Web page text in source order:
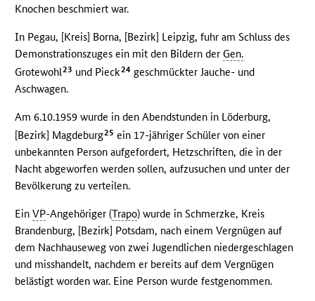
Knochen beschmiert war.
In Pegau, [Kreis] Borna, [Bezirk] Leipzig, fuhr am Schluss des
Demonstrationszuges ein mit den Bildern der Gen.
Grotewohl23 und Pieck24 geschmückter Jauche- und
Aschwagen.
Am 6.10.1959 wurde in den Abendstunden in Löderburg,
[Bezirk] Magdeburg25 ein 17-jähriger Schüler von einer
unbekannten Person aufgefordert, Hetzschriften, die in der
Nacht abgeworfen werden sollen, aufzusuchen und unter der
Bevölkerung zu verteilen.
EinVP-Angehöriger (Trapo) wurde in Schmerzke, Kreis
Brandenburg, [Bezirk] Potsdam, nach einem Vergnügen auf
dem Nachhauseweg von zwei Jugendlichen niedergeschlagen
und misshandelt, nachdem er bereits auf dem Vergnügen
belästigt worden war. Eine Person wurde festgenommen.